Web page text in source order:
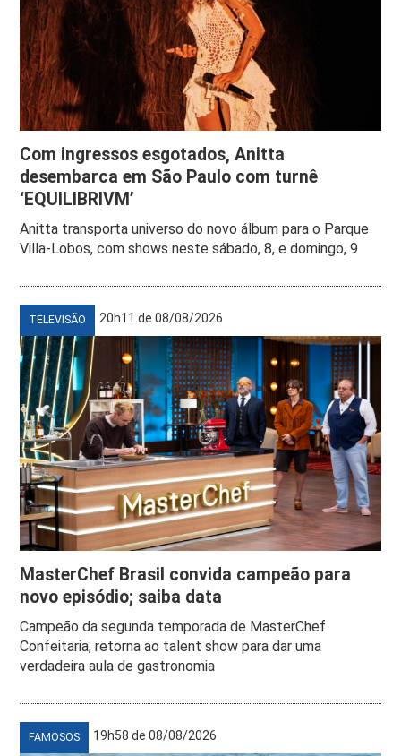
Com ingressos esgotados, Anitta
desembarca em São Paulo com turnê
‘EQUILIBRIVM’
Anitta transporta universo do novo álbum para o Parque
Villa-Lobos, com shows neste sábado, 8, e domingo, 9
TELEVISÃO 20h11 de 08/08/2026
MasterChef Brasil convida campeão para
novo episódio; saiba data
Campeão da segunda temporada de MasterChef
Confeitaria, retorna ao talent show para dar uma
verdadeira aula de gastronomia
FAMOSOS 19h58 de 08/08/2026